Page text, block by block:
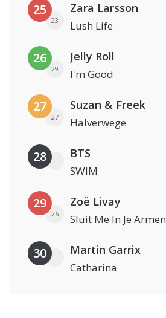
25
23
Zara Larsson
Lush Life
26
29
Jelly Roll
I'm Good
27
27
Suzan & Freek
Halverwege
28 BTS
SWIM
29
26
Zoë Livay
Sluit Me In Je Armen
30 Martin Garrix
Catharina